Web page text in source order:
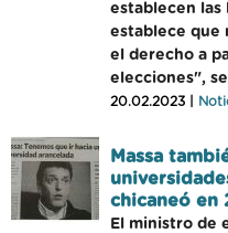
establecen las
establece que
el derecho a
elecciones",
20.02.2023 |
Massa
chicaneó en
El ministro de